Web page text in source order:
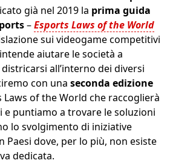
già nel 2019 la prima guida
–Esports Laws of the World
sui videogame competitivi
aiutare le società a
all’interno dei diversi
con una seconda edizione
Laws of the World che raccoglierà
e puntiamo a trovare le soluzioni
lo svolgimento di iniziative
Paesi dove, per lo più, non esiste
dedicata.